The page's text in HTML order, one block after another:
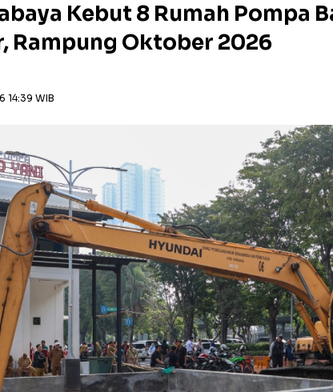
Kebut 8 Rumah Pompa
Rampung Oktober 2026
14:39 WIB